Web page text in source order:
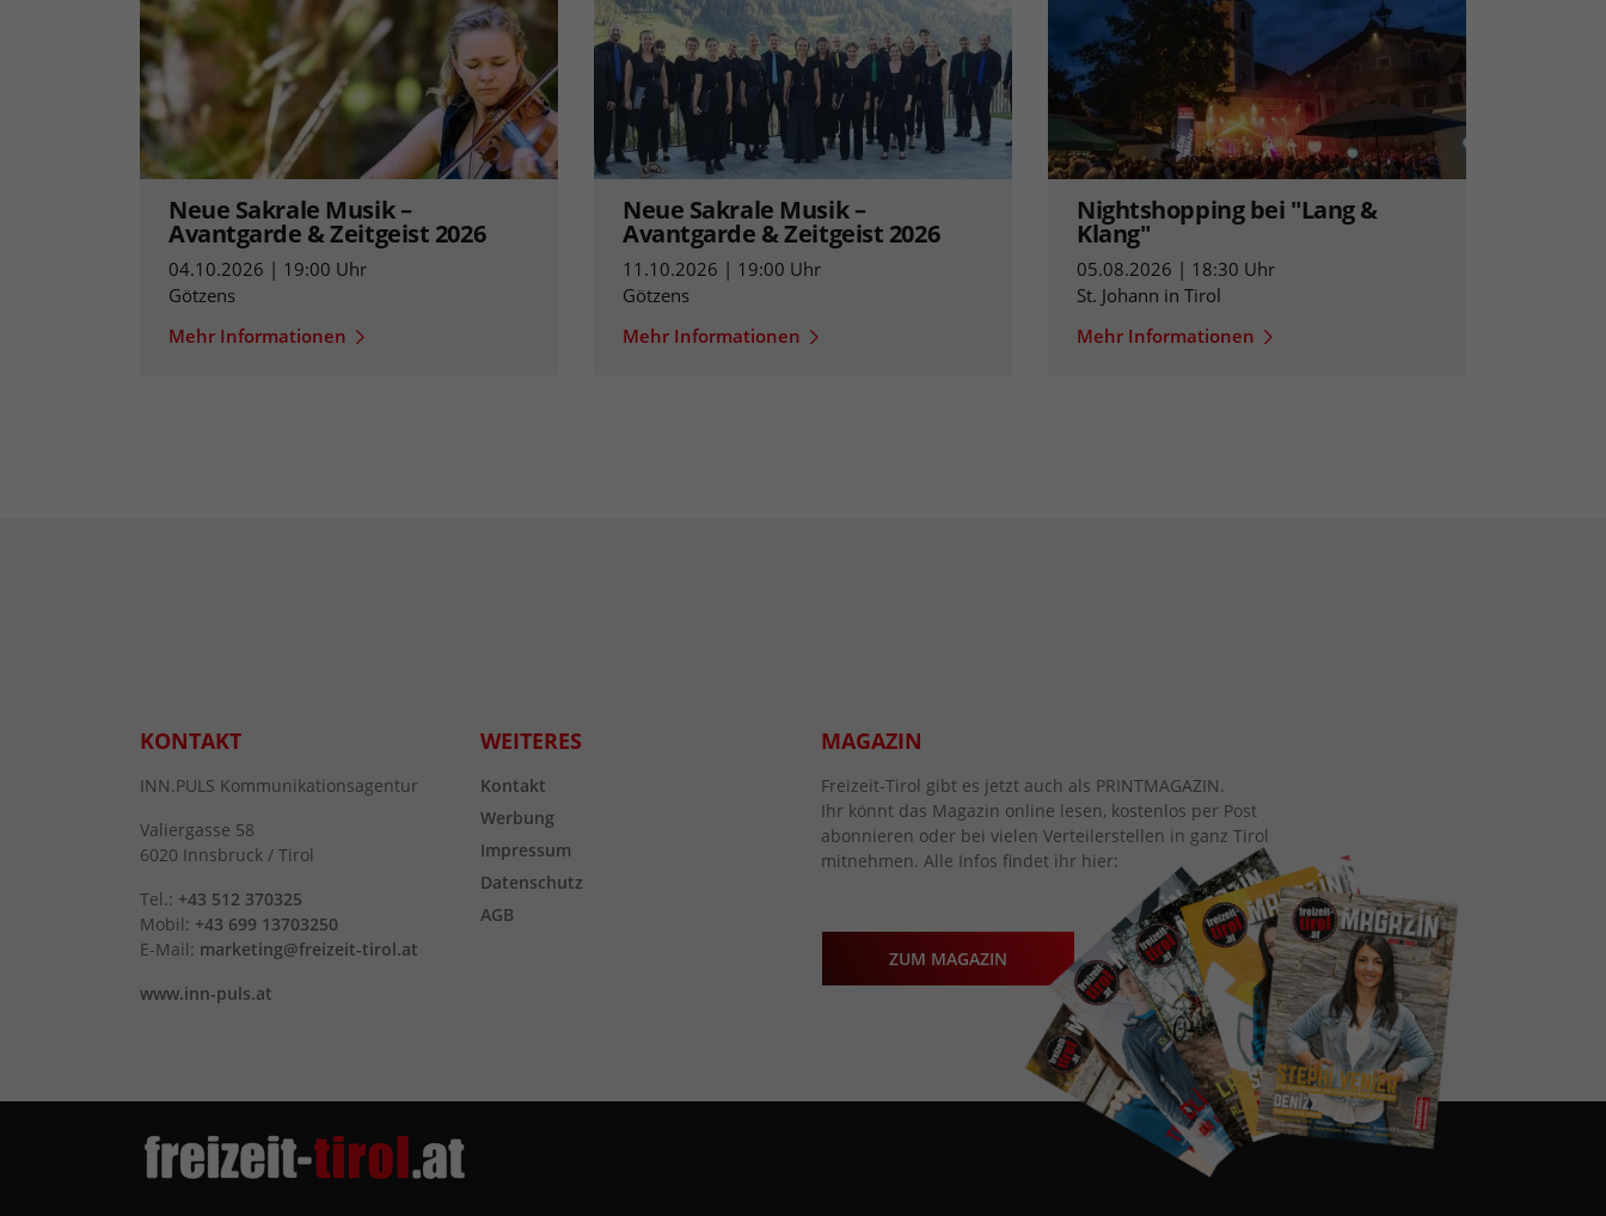
Neue Sakrale Musik –
Avantgarde & Zeitgeist 2026
04.10.2026 | 19:00 Uhr
Götzens
Mehr Informationen
Neue Sakrale Musik –
Avantgarde & Zeitgeist 2026
11.10.2026 | 19:00 Uhr
Götzens
Mehr Informationen
Nightshopping bei "Lang &
Klang"
05.08.2026 | 18:30 Uhr
St. Johann in Tirol
Mehr Informationen
KONTAKT
INN.PULS Kommunikationsagentur
Valiergasse 58
6020 Innsbruck / Tirol
Tel.: +43 512 370325
Mobil: +43 699 13703250
E-Mail: marketing@freizeit-tirol.at
www.inn-puls.at
WEITERES
Kontakt
Werbung
Impressum
Datenschutz
AGB
MAGAZIN
Freizeit-Tirol gibt es jetzt auch als PRINTMAGAZIN.
Ihr könnt das Magazin online lesen, kostenlos per Post
abonnieren oder bei vielen Verteilerstellen in ganz Tirol
mitnehmen. Alle Infos findet ihr hier:
ZUM MAGAZIN